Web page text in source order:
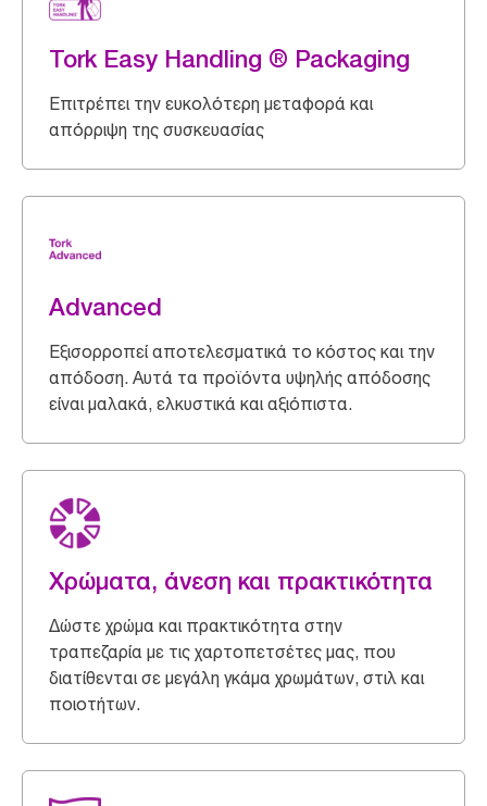
Tork Easy Handling ® Packaging
Επιτρέπει την ευκολότερη μεταφορά και
απόρριψη της συσκευασίας
Advanced
Εξισορροπεί αποτελεσματικά το κόστος και την
απόδοση. Αυτά τα προϊόντα υψηλής απόδοσης
είναι μαλακά, ελκυστικά και αξιόπιστα.
Χρώματα, άνεση και πρακτικότητα
Δώστε χρώμα και πρακτικότητα στην
τραπεζαρία με τις χαρτοπετσέτες μας, που
διατίθενται σε μεγάλη γκάμα χρωμάτων, στιλ και
ποιοτήτων.